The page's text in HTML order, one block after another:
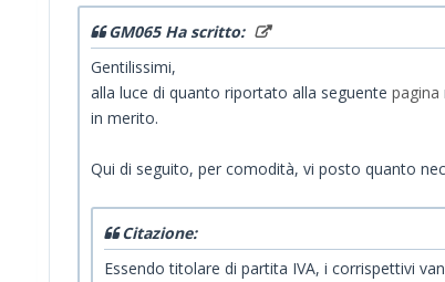
GM065 Ha scritto:
Gentilissimi,
alla luce di quanto riportato alla seguente pagina
in merito.
Qui di seguito, per comodità, vi posto quanto
Citazione:
Essendo titolare di partita IVA, i corrispettivi